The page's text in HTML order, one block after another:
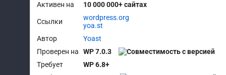
Активен на 10 000 000+ сайтах
Ссылки
wordpress.org
yoa.st
Автор
Yoast
Проверен на
WP 7.0.3
Требует
WP 6.8+